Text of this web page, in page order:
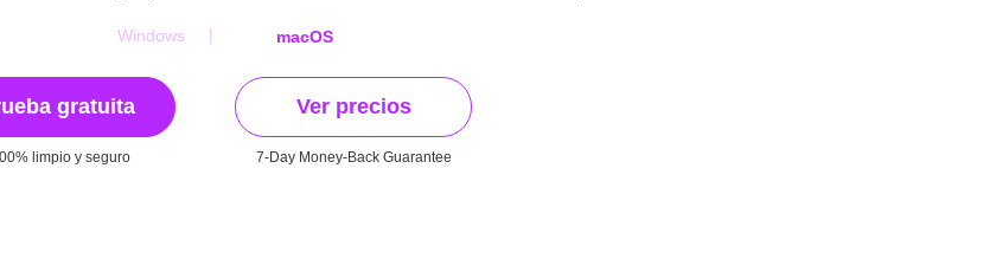
Windows | macOS
gratuita
limpio y seguro
Ver precios
7-Day Money-Back Guarantee